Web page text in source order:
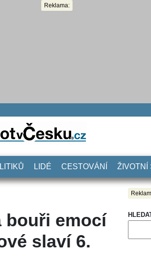
Reklama:
LIDÉ CESTOVÁNÍ ŽIVOTNÍ
bouři emocí
slaví 6.